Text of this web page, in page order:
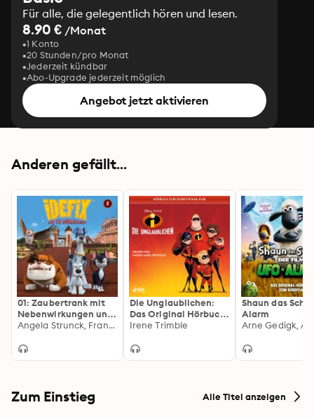
Für alle, die gelegentlich hören und lesen.
8.90 € /Monat
1 Konto
20 Stunden/pro Monat
Jederzeit kündbar
Abo-Upgrade jederzeit möglich
Angebot jetzt aktivieren
Anderen gefällt...
01: Zaubertrank mit
Nebenwirkungen und
andere Geschichten
Hörspiele zur TV-
Angela Strunck, Frank Turba
Die Unglaublichen:
Das Original Hörbuch
zum Disney Pixar Film
Irene Trimble
Shaun das
Alarm
Zum Einstieg Alle Titel anzeigen